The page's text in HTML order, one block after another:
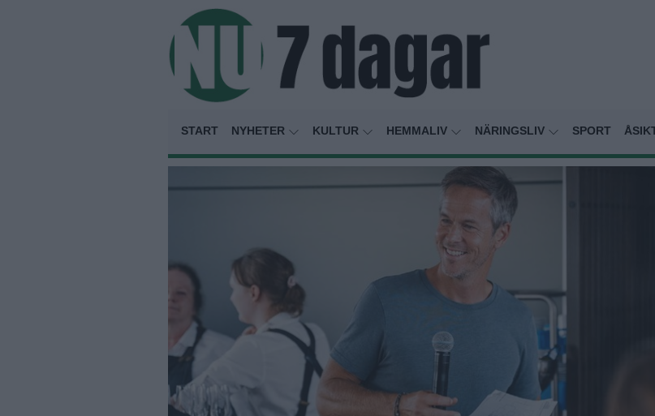
START NYHETER KULTUR HEMMALIV NÄRINGSLIV SPORT